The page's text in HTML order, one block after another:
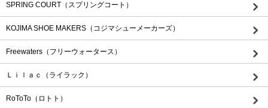
SPRING COURT（スプリングコート）
KOJIMA SHOE MAKERS（コジマシューメーカーズ）
Freewaters（フリーウォータース）
Ｌｉｌａｃ（ライラック）
RoToTo（ロトト）